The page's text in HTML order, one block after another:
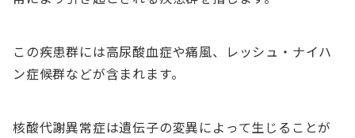
この疾患群には高尿酸血症や痛風、レッシュ・ナイハ
ン症候群などが含まれます。
核酸代謝異常症は遺伝子の変異によって生じることが